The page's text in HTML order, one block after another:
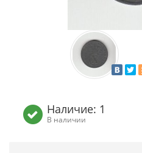
Наличие: 1
В наличии